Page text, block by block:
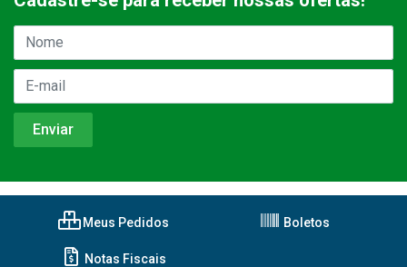
Meus Pedidos Boletos
Notas Fiscais